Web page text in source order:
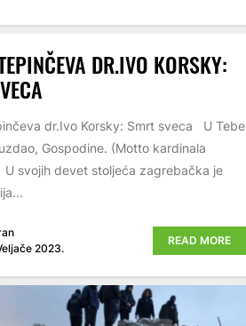
DR.IVO KORSKY:
dr.Ivo Korsky: Smrt sveca U Tebe
Gospodine. (Motto kardinala
svojih devet stoljeća zagrebačka je
2023.
READ MORE